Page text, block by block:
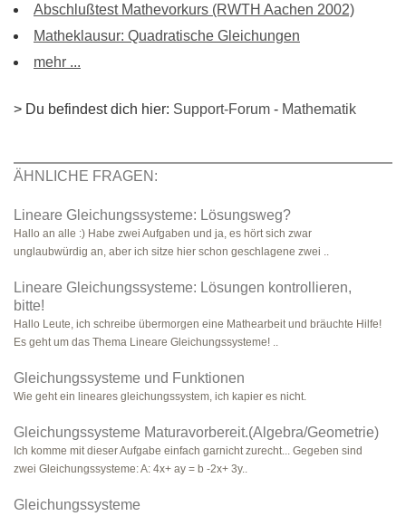
Abschlußtest Mathevorkurs (RWTH Aachen 2002)
Matheklausur: Quadratische Gleichungen
mehr ...
> Du befindest dich hier: Support-Forum - Mathematik
ÄHNLICHE FRAGEN:
Lineare Gleichungssysteme: Lösungsweg?
Hallo an alle :) Habe zwei Aufgaben und ja, es hört sich zwar
unglaubwürdig an, aber ich sitze hier schon geschlagene zwei ..
Lineare Gleichungssysteme: Lösungen kontrollieren,
bitte!
Hallo Leute, ich schreibe übermorgen eine Mathearbeit und bräuchte Hilfe!
Es geht um das Thema Lineare Gleichungssysteme! ..
Gleichungssysteme und Funktionen
Wie geht ein lineares gleichungssystem, ich kapier es nicht.
Gleichungssysteme Maturavorbereit.(Algebra/Geometrie)
Ich komme mit dieser Aufgabe einfach garnicht zurecht... Gegeben sind
zwei Gleichungssysteme: A: 4x+ ay = b -2x+ 3y..
Gleichungssysteme